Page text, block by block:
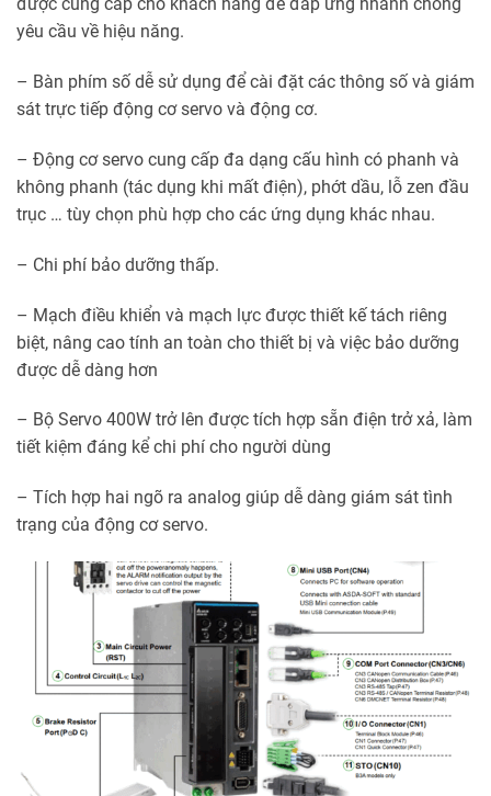
được cung cấp cho khách hàng để đáp ứng nhanh chóng
yêu cầu về hiệu năng.
– Bàn phím số dễ sử dụng để cài đặt các thông số và giám
sát trực tiếp động cơ servo và động cơ.
– Động cơ servo cung cấp đa dạng cấu hình có phanh và
không phanh (tác dụng khi mất điện), phớt dầu, lỗ zen đầu
trục … tùy chọn phù hợp cho các ứng dụng khác nhau.
– Chi phí bảo dưỡng thấp.
– Mạch điều khiển và mạch lực được thiết kế tách riêng
biệt, nâng cao tính an toàn cho thiết bị và việc bảo dưỡng
được dễ dàng hơn
– Bộ Servo 400W trở lên được tích hợp sẵn điện trở xả, làm
tiết kiệm đáng kể chi phí cho người dùng
– Tích hợp hai ngõ ra analog giúp dễ dàng giám sát tình
trạng của động cơ servo.